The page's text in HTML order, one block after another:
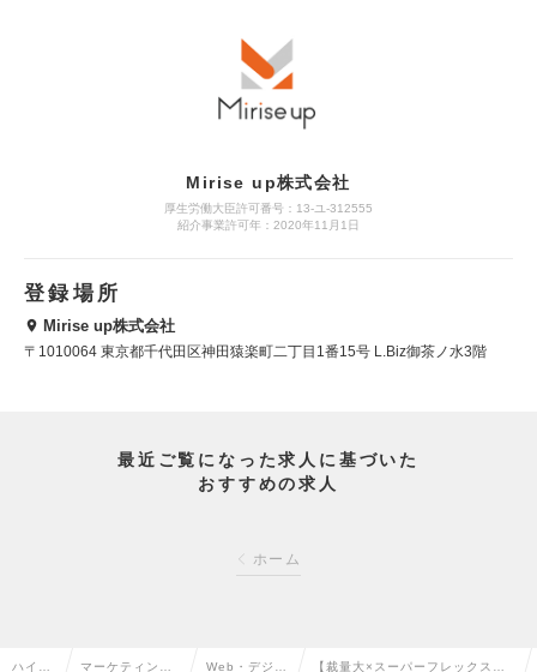
Mirise up株式会社
厚生労働大臣許可番号：13-ユ-312555
紹介事業許可年：2020年11月1日
登録場所
Mirise up株式会社
〒1010064 東京都千代田区神田猿楽町二丁目1番15号 L.Biz御茶ノ水3階
最近ご覧になった求人に基づいた
おすすめの求人
ホーム
ハイク マーケティン Web・デジタ 【裁量大×スーパーフレックス】